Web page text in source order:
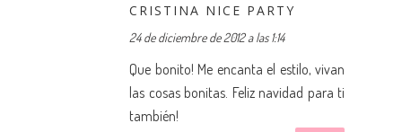
CRISTINA NICE PARTY
24 de diciembre de 2012 a las 1:14
Que bonito! Me encanta el estilo, vivan
las cosas bonitas. Feliz navidad para ti
también!